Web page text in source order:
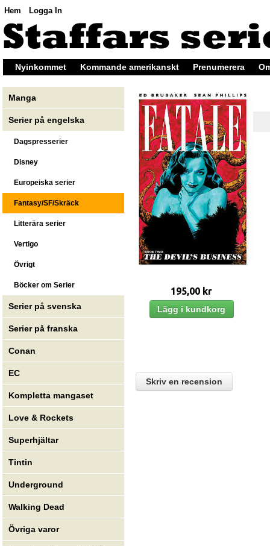
Hem Logga In
Nyinkommet Kommande amerikanskt Prenumerera
Manga
Serier på engelska
Dagspresserier
Disney
Europeiska serier
Fantasy/SF/Skräck
Litterära serier
Vertigo
Övrigt
Böcker om Serier
Serier på svenska
Serier på franska
Conan
EC
Kompletta mangaset
Love & Rockets
Superhjältar
Tintin
Underground
Walking Dead
Övriga varor
195,00 kr
Skriv en recension